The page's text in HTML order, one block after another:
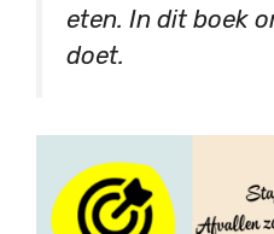
eten. In dit boek
doet.